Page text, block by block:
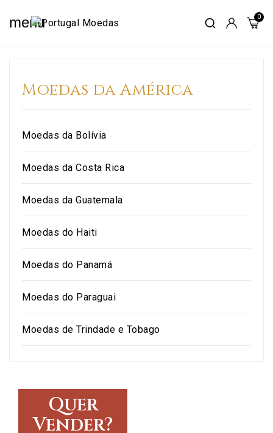
menu
Moedas da América
Moedas da Bolívia
Moedas da Costa Rica
Moedas da Guatemala
Moedas do Haiti
Moedas do Panamá
Moedas do Paraguai
Moedas de Trindade e Tobago
Quer
Vender?